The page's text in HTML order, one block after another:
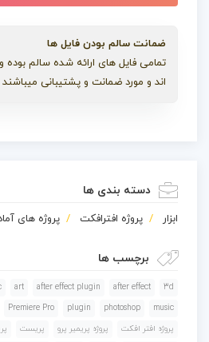
ضمانت سالم بودن فایل ها
تمامی فایل های ارائه شده سالم
اند و مورد ضمانت و پشتیبانی میباشند
دسته بندی ها
ابزار پروژه افترافکت پروژه های
برچسب ها
3d
after effect
after effect plugin
art
music
photoshop
plugin
Premiere Pro
پروژه افتر افکت
پروژه پريمير پرو پريست